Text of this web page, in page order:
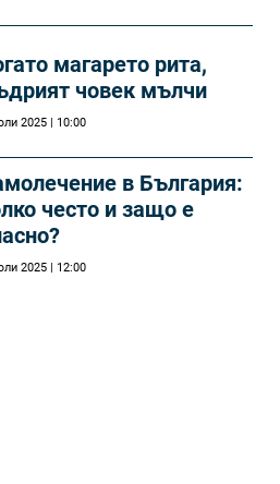
магарето рита,
човек мълчи
2025 | 10:00
в България:
често и защо е
2025 | 12:00